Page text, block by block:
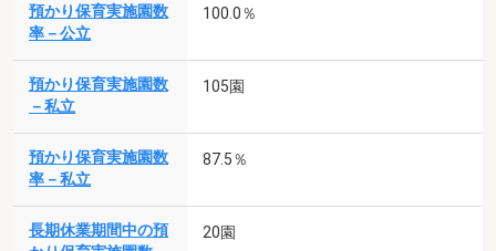
預かり保育実施園数
率－公立
100.0％
預かり保育実施園数
－私立
105園
預かり保育実施園数
率－私立
87.5％
長期休業期間中の預
20園